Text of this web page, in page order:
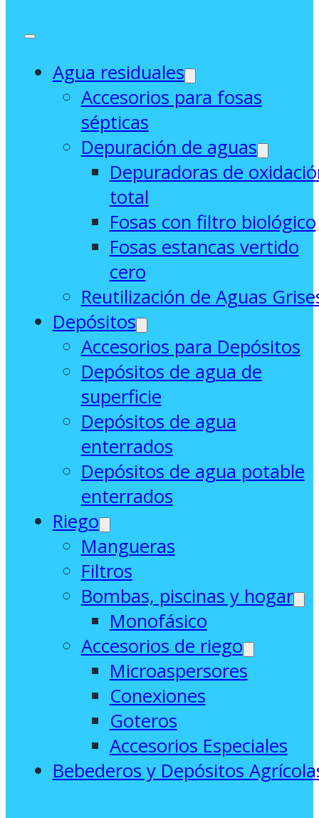
Agua residuales
Accesorios para fosas
sépticas
Depuración de aguas
Depuradoras de
total
Fosas con filtro biológico
Fosas estancas vertido
cero
Reutilización de Aguas
Depósitos
Accesorios para Depósitos
Depósitos de agua de
superficie
Depósitos de agua
enterrados
Depósitos de agua potable
enterrados
Riego
Mangueras
Filtros
Bombas, piscinas y hogar
Monofásico
Accesorios de riego
Microaspersores
Conexiones
Goteros
Accesorios Especiales
Bebederos y Depósitos